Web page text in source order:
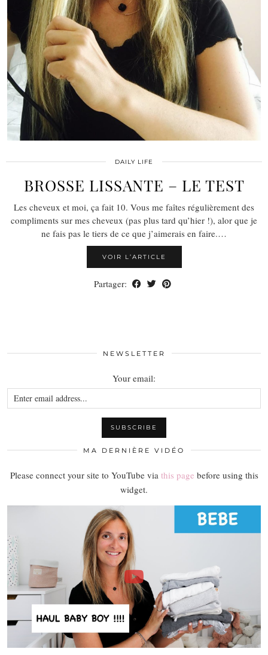
DAILY LIFE
BROSSE LISSANTE – LE TEST
Les cheveux et moi, ça fait 10. Vous me faîtes régulièrement des
compliments sur mes cheveux (pas plus tard qu’hier !), alor que je
ne fais pas le tiers de ce que j’aimerais en faire.…
VOIR L’ARTICLE
Partager:
NEWSLETTER
Your email:
MA DERNIÈRE VIDÉO
Please connect your site to YouTube via this page before using this
widget.